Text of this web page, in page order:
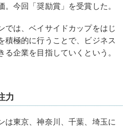
今回「奨励賞」を受賞した。
では、ベイサイドカップをはじ
積極的に行うことで、ビジネス
企業を目指していくという。
力
は東京、神奈川、千葉、埼玉に